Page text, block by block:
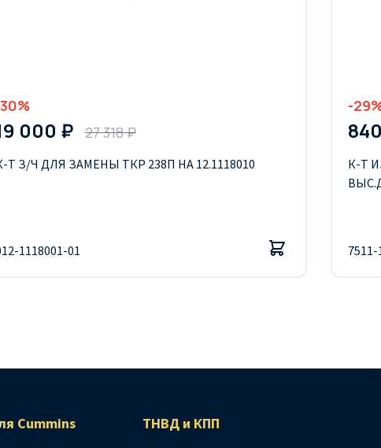
000 ₽ 27 318 ₽
Т З/Ч ДЛЯ ЗАМЕНЫ ТКР 238П НА 12.1118010
1118001-01
-
К-Т
7511-
Сummins ТНВД и КПП